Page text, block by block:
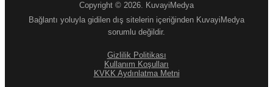
Copyright © 2026. KuvayiMedya
Bağlantı yoluyla gidilen dış sitelerin içeriğinden KuvayiMedya
sorumlu değildir.
Gizlilik Politikası
Kullanım Koşulları
KVKK Aydınlatma Metni